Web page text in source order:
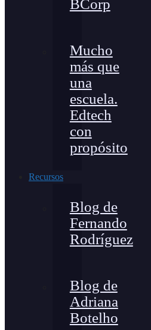
BCorp
Mucho
más que
una
escuela.
Edtech
con
propósito
Recursos
Blog de
Fernando
Rodríguez
Blog de
Adriana
Botelho